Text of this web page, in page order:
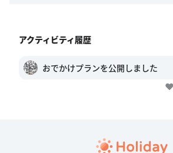
アクティビティ履歴
おでかけプランを公開しました